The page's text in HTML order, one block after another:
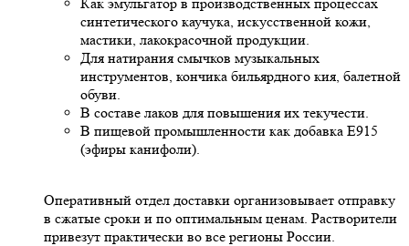
синтетического каучука, искусственной кожи,
мастики, лакокрасочной продукции.
Для натирания смычков музыкальных
инструментов, кончика бильярдного кия, балетной
обуви.
В составе лаков для повышения их текучести.
В пищевой промышленности как добавка Е915
(эфиры канифоли).
Оперативный отдел доставки организовывает отправку
в сжатые сроки и по оптимальным ценам. Растворители
привезут практически во все регионы России.